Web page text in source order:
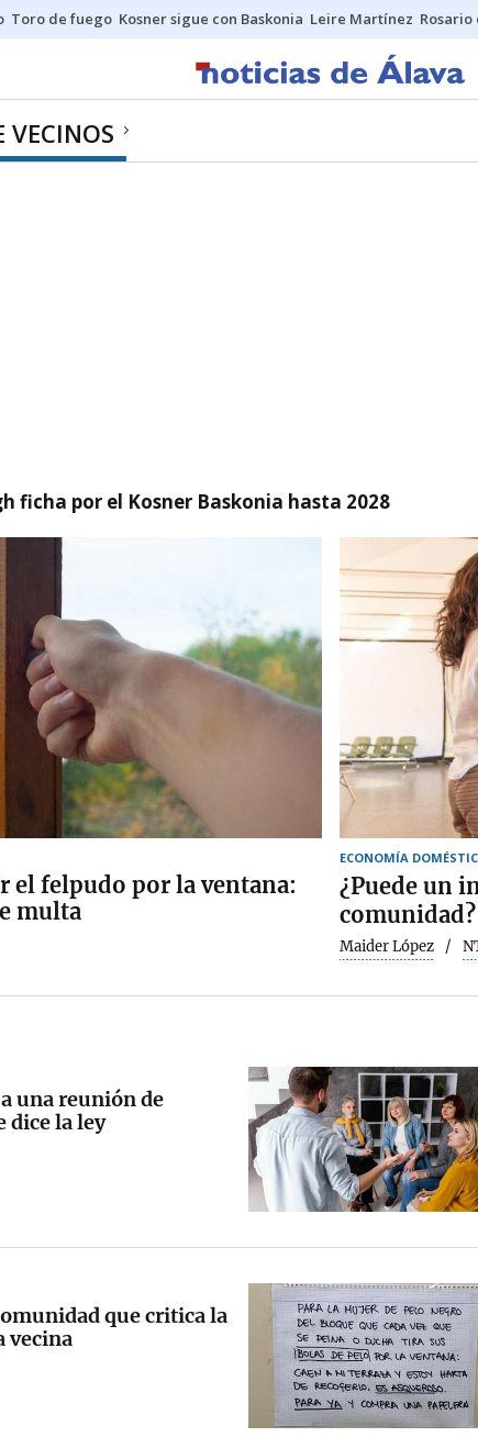
Toro de fuego Kosner sigue con Baskonia Leire Martínez
ficha por el Kosner Baskonia hasta 2028
el felpudo por la ventana:
multa
ECONOMÍA
¿Puede un
comunidad?
Maider López
una reunión de
dice la ley
que critica la
vecina